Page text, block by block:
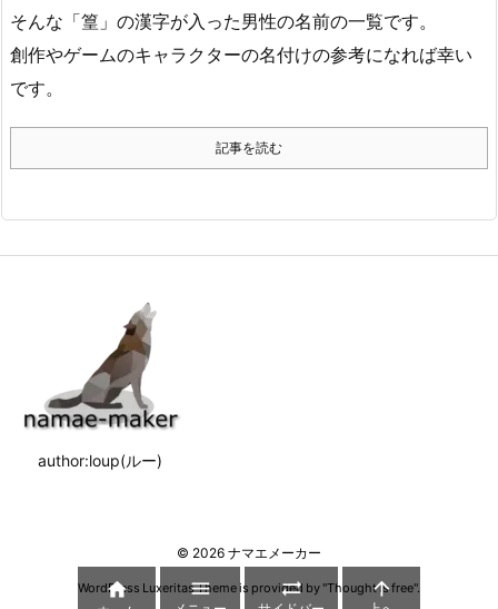
そんな「篁」の漢字が入った男性の名前の一覧です。
創作やゲームのキャラクターの名付けの参考になれば幸い
です。
記事を読む
author:loup(ルー)
© 2026 ナマエメーカー
WordPress Luxeritas Theme is provided by "Thought is free".
   